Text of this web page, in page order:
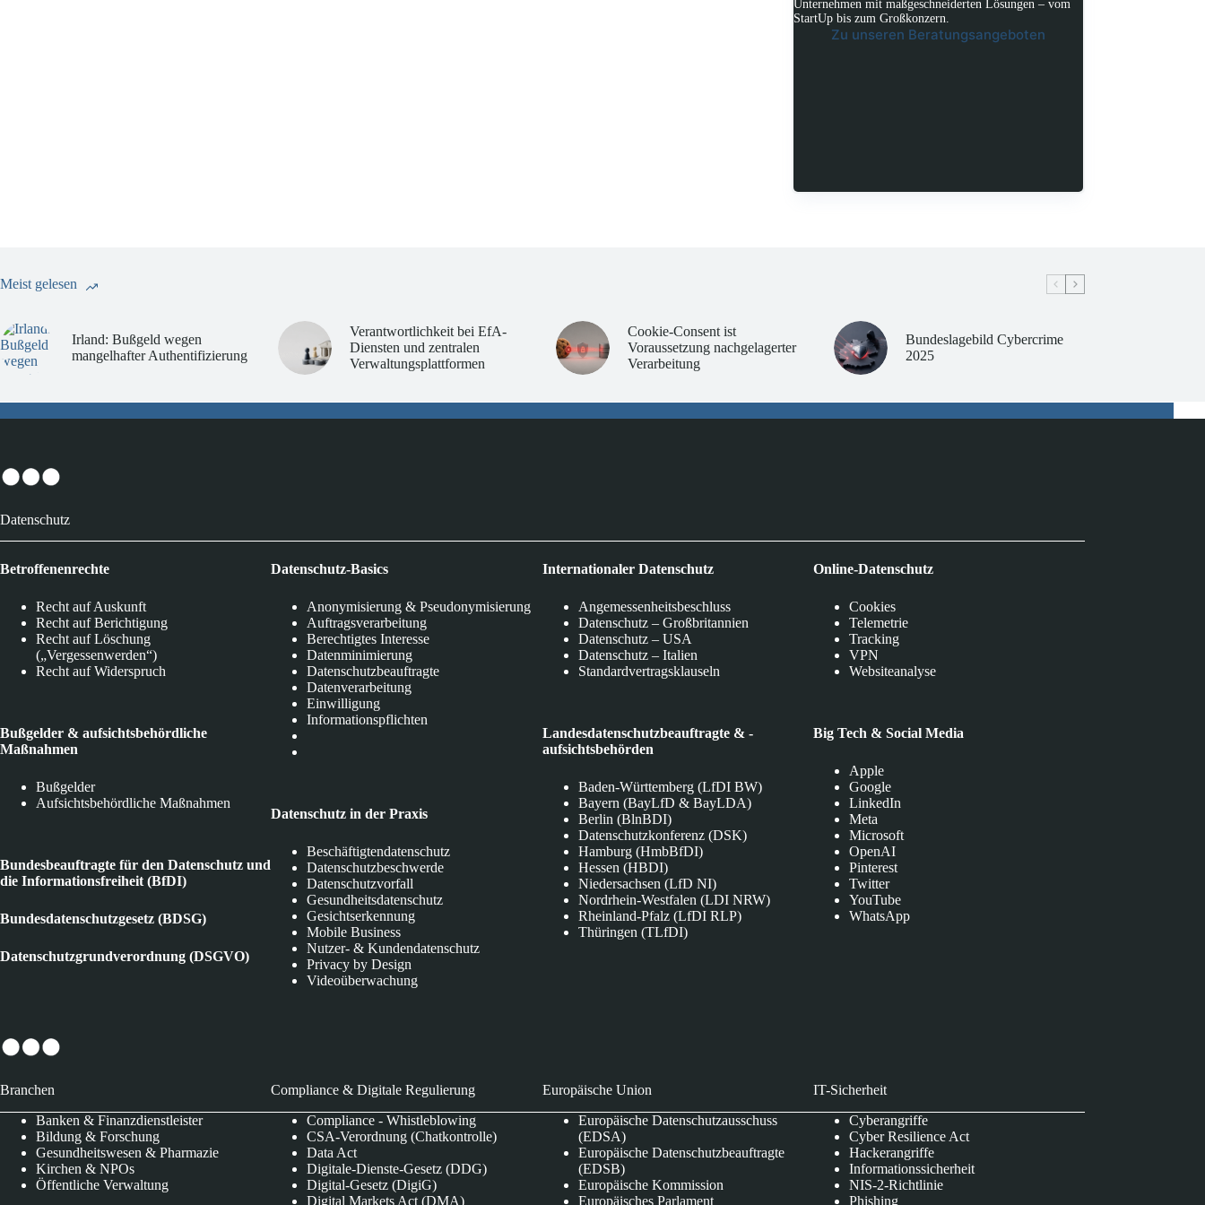
Unternehmen mit maßgeschneiderten Lösungen – vom
StartUp bis zum Großkonzern.
Zu unseren Beratungsangeboten
Meist gelesen
Irland: Bußgeld wegen
mangelhafter Authentifizierung
Verantwortlichkeit bei EfA-
Diensten und zentralen
Verwaltungsplattformen
Cookie-Consent ist
Voraussetzung nachgelagerter
Verarbeitung
Bundeslagebild Cybercrime
2025
Datenschutz
Betroffenenrechte
Recht auf Auskunft
Recht auf Berichtigung
Recht auf Löschung
(„Vergessenwerden“)
Recht auf Widerspruch
Bußgelder & aufsichtsbehördliche
Maßnahmen
Bußgelder
Aufsichtsbehördliche Maßnahmen
Bundesbeauftragte für den Datenschutz und
die Informationsfreiheit (BfDI)
Bundesdatenschutzgesetz (BDSG)
Datenschutzgrundverordnung (DSGVO)
Datenschutz-Basics
Anonymisierung & Pseudonymisierung
Auftragsverarbeitung
Berechtigtes Interesse
Datenminimierung
Datenschutzbeauftragte
Datenverarbeitung
Einwilligung
Informationspflichten
Datenschutz in der Praxis
Beschäftigtendatenschutz
Datenschutzbeschwerde
Datenschutzvorfall
Gesundheitsdatenschutz
Gesichtserkennung
Mobile Business
Nutzer- & Kundendatenschutz
Privacy by Design
Videoüberwachung
Internationaler Datenschutz
Angemessenheitsbeschluss
Datenschutz – Großbritannien
Datenschutz – USA
Datenschutz – Italien
Standardvertragsklauseln
Landesdatenschutzbeauftragte & -
aufsichtsbehörden
Baden-Württemberg (LfDI BW)
Bayern (BayLfD & BayLDA)
Berlin (BlnBDI)
Datenschutzkonferenz (DSK)
Hamburg (HmbBfDI)
Hessen (HBDI)
Niedersachsen (LfD NI)
Nordrhein-Westfalen (LDI NRW)
Rheinland-Pfalz (LfDI RLP)
Thüringen (TLfDI)
Online-Datenschutz
Cookies
Telemetrie
Tracking
VPN
Websiteanalyse
Big Tech & Social Media
Apple
Google
LinkedIn
Meta
Microsoft
OpenAI
Pinterest
Twitter
YouTube
WhatsApp
Branchen
Banken & Finanzdienstleister
Bildung & Forschung
Gesundheitswesen & Pharmazie
Kirchen & NPOs
Öffentliche Verwaltung
Compliance & Digitale Regulierung
Compliance - Whistleblowing
CSA-Verordnung (Chatkontrolle)
Data Act
Digitale-Dienste-Gesetz (DDG)
Digital-Gesetz (DigiG)
Digital Markets Act (DMA)
Europäische Union
Europäische Datenschutzausschuss
(EDSA)
Europäische Datenschutzbeauftragte
(EDSB)
Europäische Kommission
Europäisches Parlament
IT-Sicherheit
Cyberangriffe
Cyber Resilience Act
Hackerangriffe
Informationssicherheit
NIS-2-Richtlinie
Phishing